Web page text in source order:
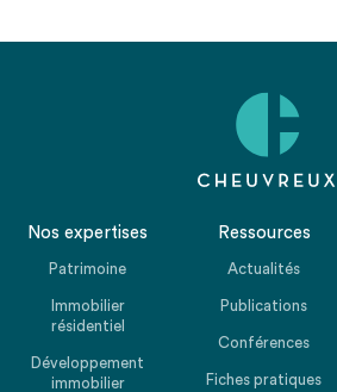
Nos expertises
Patrimoine
Immobilier
résidentiel
Développement
immobilier
Ressources
Actualités
Publications
Conférences
Fiches pratiques